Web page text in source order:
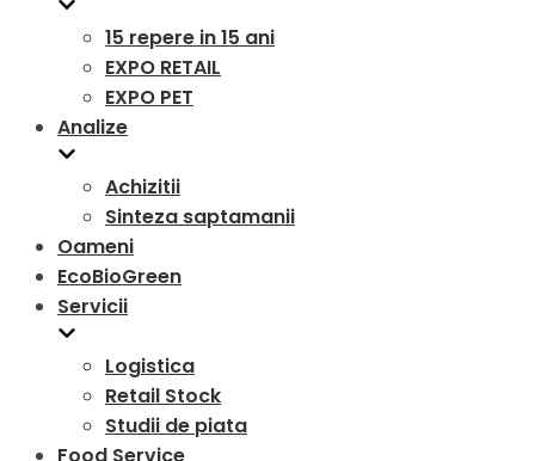
15 repere in 15 ani
EXPO RETAIL
EXPO PET
Analize
Achizitii
Sinteza saptamanii
Oameni
EcoBioGreen
Servicii
Logistica
Retail Stock
Studii de piata